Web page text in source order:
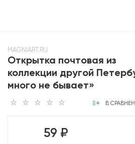
MAGNIART.RU
Открытка почтовая из
коллекции другой
много не бывает»
В
59 ₽